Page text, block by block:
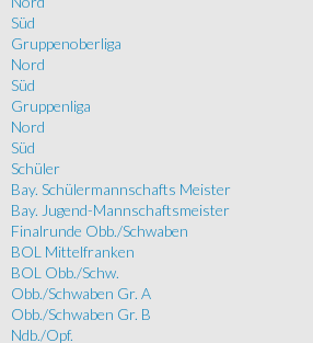
Süd
Gruppenoberliga
Nord
Süd
Gruppenliga
Nord
Süd
Schüler
Bay. Schülermannschafts Meister
Bay. Jugend-Mannschaftsmeister
Finalrunde Obb./Schwaben
BOL Mittelfranken
BOL Obb./Schw.
Obb./Schwaben Gr. A
Obb./Schwaben Gr. B
Ndb./Opf.